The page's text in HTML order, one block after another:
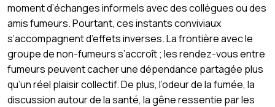
moment d’échanges informels avec des collègues ou des
amis fumeurs. Pourtant, ces instants conviviaux
s’accompagnent d’effets inverses. La frontière avec le
groupe de non-fumeurs s’accroît ; les rendez-vous entre
fumeurs peuvent cacher une dépendance partagée plus
qu’un réel plaisir collectif. De plus, l’odeur de la fumée, la
discussion autour de la santé, la gêne ressentie par les